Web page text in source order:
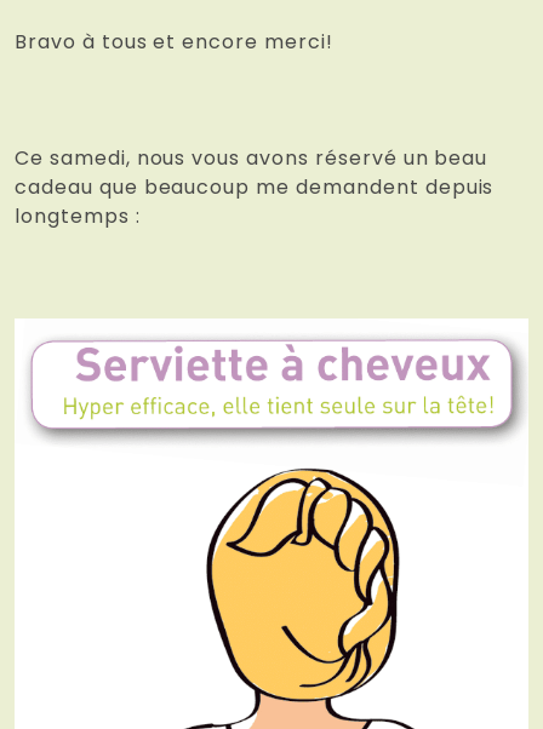
Bravo à tous et encore merci!
Ce samedi, nous vous avons réservé un beau
cadeau que beaucoup me demandent depuis
longtemps :